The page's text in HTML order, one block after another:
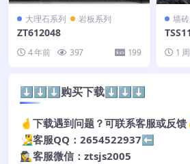
大理石系列 岩板系列
ZT612048
4 年前 397 199
墙
1
⬇️⬇️⬇️购买下载⬇️⬇️⬇️
🤞下载遇到问题？可联系客服或反馈
🧏‍♂️客服QQ：2654522937⬅️
🕵️‍♀️客服微信：ztsjs2005